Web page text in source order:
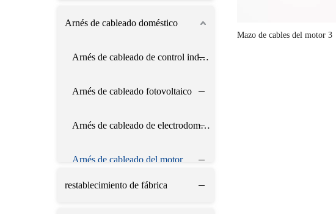
Arnés de cableado doméstico
Arnés de cableado de control industrial
Arnés de cableado fotovoltaico
Arnés de cableado de electrodomésticos
Arnés de cableado del motor
restablecimiento de fábrica
Mazo de cables del motor 3